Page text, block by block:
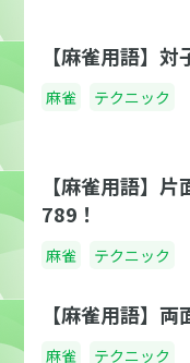
【麻雀用語】対
麻雀 テクニック
【麻雀用語】
789！
麻雀 テクニック
【麻雀用語】
麻雀 テクニック